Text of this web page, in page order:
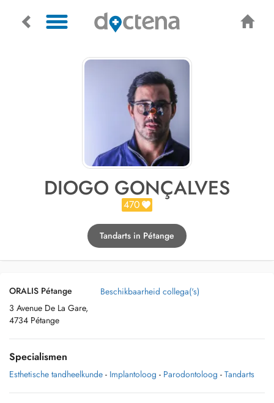
DIOGO GONÇALVES
470
Tandarts in Pétange
ORALIS Pétange
3 Avenue De La Gare,
4734 Pétange
Beschikbaarheid collega('s)
Specialismen
Esthetische tandheelkunde - Implantoloog - Parodontoloog - Tandarts